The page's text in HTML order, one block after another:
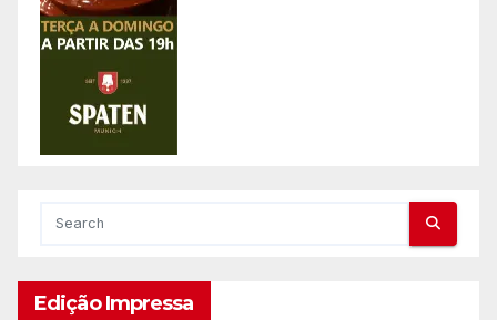
Edição Impressa